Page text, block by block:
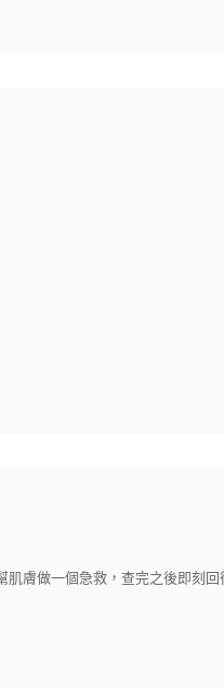
膚做一個急救，查完之後即刻